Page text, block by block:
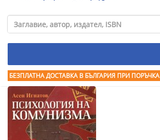
БЕЗПЛАТНА ДОСТАВКА В БЪЛГАРИЯ ПРИ ПОРЪЧКА